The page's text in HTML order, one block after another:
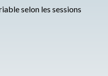
selon les sessions